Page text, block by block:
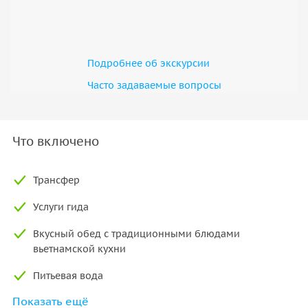
Подробнее об экскурсии
Часто задаваемые вопросы
Что включено
Трансфер
Услуги гида
Вкусный обед с традиционными блюдами
вьетнамской кухни
Питьевая вода
Входные билеты на все объекты программы
Показать ещё